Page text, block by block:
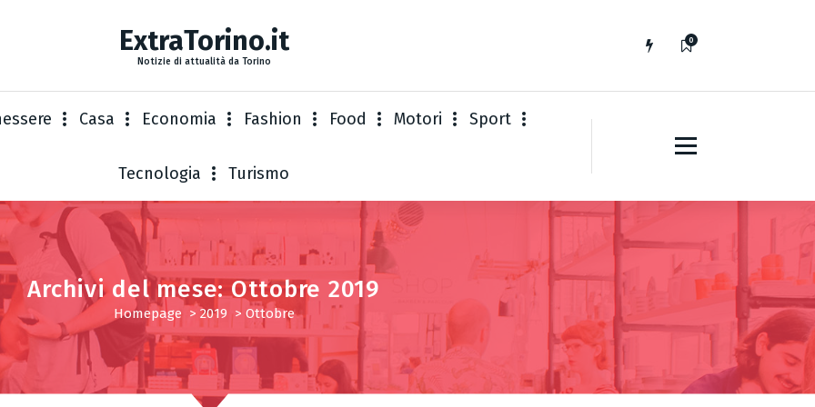
ExtraTorino.it
Notizie di attualità da Torino
0
Casa Economia Fashion Food Motori Sport
Tecnologia Turismo
Archivi del mese: Ottobre 2019
Homepage> 2019 > Ottobre